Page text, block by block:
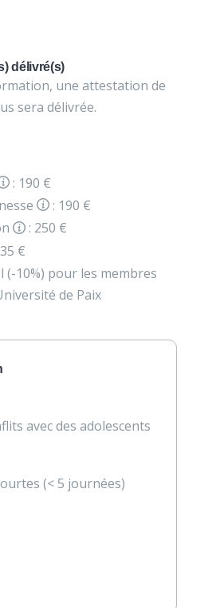
délivré(s)
une attestation de
sera délivrée.
: 190 €
: 190 €
: 250 €
€
10%) pour les membres
de Paix
avec des adolescents
(< 5 journées)